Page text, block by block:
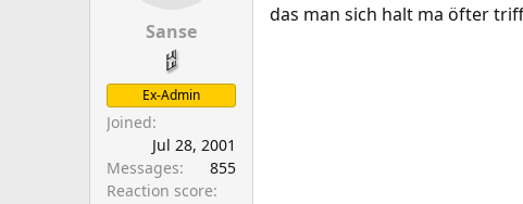
Sanse
Ex-Admin
Joined
Jul 28, 2001
Messages
855
Reaction score
das man sich halt ma öfter